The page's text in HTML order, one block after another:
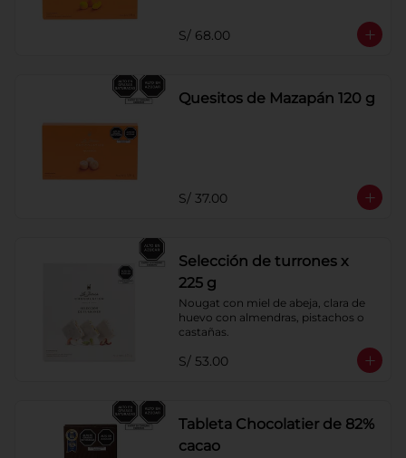
S/ 68.00
Quesitos de Mazapán 120 g
S/ 37.00
Selección de turrones x
225 g
Nougat con miel de abeja, clara de
huevo con almendras, pistachos o
castañas.
S/ 53.00
Tableta Chocolatier de 82%
cacao